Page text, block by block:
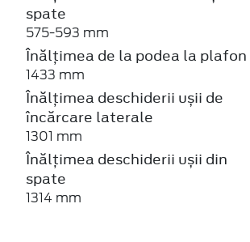
spate
575-593 mm
Înălțimea de la podea la plafon
1433 mm
Înălțimea deschiderii ușii de
încărcare laterale
1301 mm
Înălțimea deschiderii ușii din
spate
1314 mm